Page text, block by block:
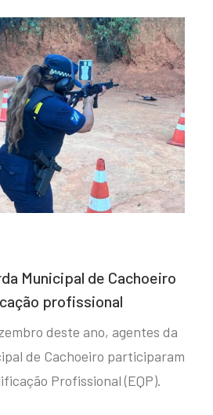
Municipal de Cachoeiro
profissional
deste ano, agentes da
de Cachoeiro participaram
Profissional (EQP).